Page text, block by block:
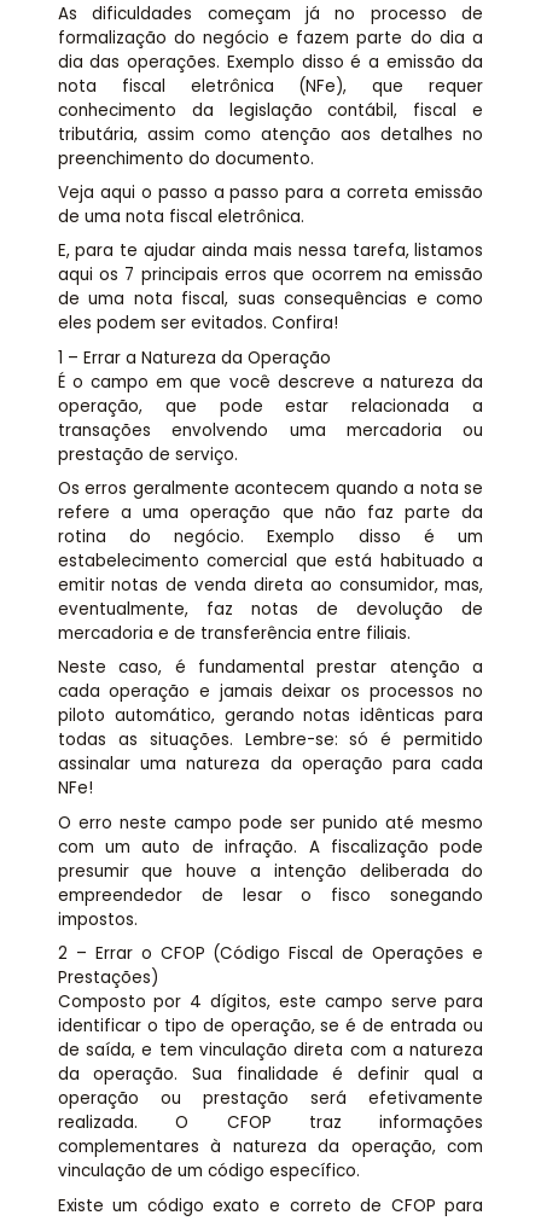
As dificuldades começam já no processo de
formalização do negócio e fazem parte do dia a
dia das operações. Exemplo disso é a emissão da
nota fiscal eletrônica (NFe), que requer
conhecimento da legislação contábil, fiscal e
tributária, assim como atenção aos detalhes no
preenchimento do documento.
Veja aqui o passo a passo para a correta emissão
de uma nota fiscal eletrônica.
E, para te ajudar ainda mais nessa tarefa, listamos
aqui os 7 principais erros que ocorrem na emissão
de uma nota fiscal, suas consequências e como
eles podem ser evitados. Confira!
1 – Errar a Natureza da Operação
É o campo em que você descreve a natureza da
operação, que pode estar relacionada a
transações envolvendo uma mercadoria ou
prestação de serviço.
Os erros geralmente acontecem quando a nota se
refere a uma operação que não faz parte da
rotina do negócio. Exemplo disso é um
estabelecimento comercial que está habituado a
emitir notas de venda direta ao consumidor, mas,
eventualmente, faz notas de devolução de
mercadoria e de transferência entre filiais.
Neste caso, é fundamental prestar atenção a
cada operação e jamais deixar os processos no
piloto automático, gerando notas idênticas para
todas as situações. Lembre-se: só é permitido
assinalar uma natureza da operação para cada
NFe!
O erro neste campo pode ser punido até mesmo
com um auto de infração. A fiscalização pode
presumir que houve a intenção deliberada do
empreendedor de lesar o fisco sonegando
impostos.
2 – Errar o CFOP (Código Fiscal de Operações e
Prestações)
Composto por 4 dígitos, este campo serve para
identificar o tipo de operação, se é de entrada ou
de saída, e tem vinculação direta com a natureza
da operação. Sua finalidade é definir qual a
operação ou prestação será efetivamente
realizada. O CFOP traz informações
complementares à natureza da operação, com
vinculação de um código específico.
Existe um código exato e correto de CFOP para